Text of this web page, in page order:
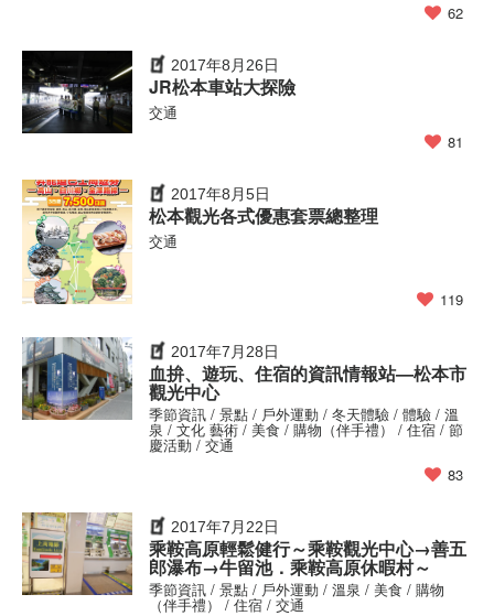
62
81
2017年8月26日
JR松本車站大探險
交通
119
2017年8月5日
松本觀光各式優惠套票總整理
交通
83
2017年7月28日
血拚、遊玩、住宿的資訊情報站—松本市
觀光中心
季節資訊 / 景點 / 戶外運動 / 冬天體驗 / 體驗 / 溫
泉 / 文化 藝術 / 美食 / 購物（伴手禮） / 住宿 / 節
慶活動 / 交通
2017年7月22日
乘鞍高原輕鬆健行～乘鞍觀光中心→善五
郎瀑布→牛留池．乘鞍高原休暇村～
季節資訊 / 景點 / 戶外運動 / 溫泉 / 美食 / 購物
（伴手禮） / 住宿 / 交通